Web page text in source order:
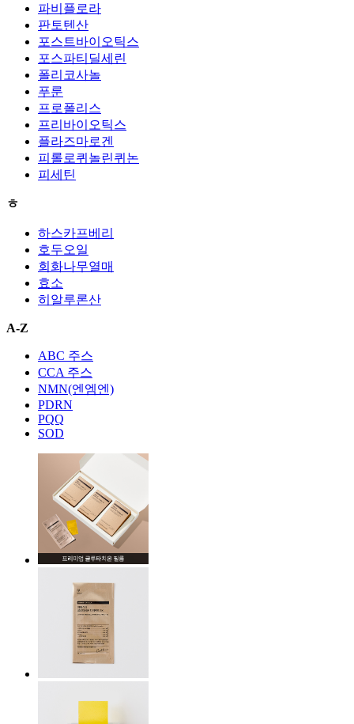
파비플로라
판토텐산
포스트바이오틱스
포스파티딜세린
폴리코사놀
푸룬
프로폴리스
프리바이오틱스
플라즈마로겐
피롤로퀴놀린퀴논
피세틴
ㅎ
하스카프베리
호두오일
회화나무열매
효소
히알루론산
A-Z
ABC 주스
CCA 주스
NMN(엔엠엔)
PDRN
PQQ
SOD